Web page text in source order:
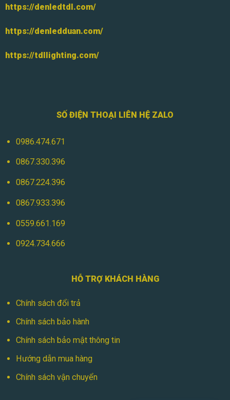
https://denledtdl.com/
https://denledduan.com/
https://tdllighting.com/
SỐ ĐIỆN THOẠI LIÊN HỆ ZALO
0986.474.671
0867.330.396
0867.224.396
0867.933.396
0559.661.169
0924.734.666
HỖ TRỢ KHÁCH HÀNG
Chính sách đổi trả
Chính sách bảo hành
Chính sách bảo mật thông tin
Hướng dẫn mua hàng
Chính sách vận chuyển